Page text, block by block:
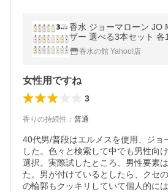
香水 ジョーマローン JO
ザー 選べる3本セット 各
ズ レディース ユニセッ
無料】
香水の館 Yahoo!店
女性用ですね
3
香りの持続性 ： 普通
40代男/普段はエルメスを使用、ジョ
した。色々と検索して中でも男性向
選択。実際試したところ、男性要素
た。男が付けているとしたら、クセ
の輪郭もクッキリしていて個人的に